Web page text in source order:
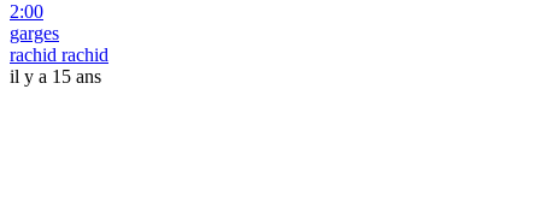
2:00
garges
rachid rachid
il y a 15 ans